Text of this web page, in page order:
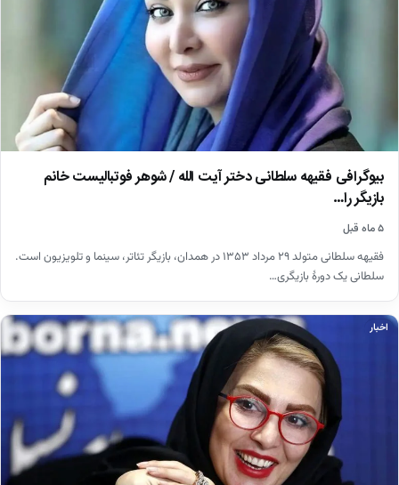
بیوگرافی فقیهه سلطانی دختر آیت الله / شوهر فوتبالیست خانم
بازیگر را…
۵ ماه قبل
فقیهه سلطانی متولد ۲۹ مرداد ۱۳۵۳ در همدان، بازیگر تئاتر، سینما و تلویزیون است.
سلطانی یک دورهٔ بازیگری…
اخبار